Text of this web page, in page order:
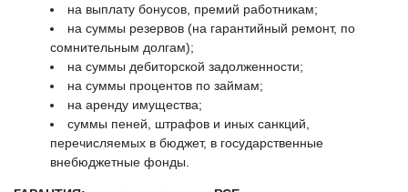
на выплату бонусов, премий работникам;
на суммы резервов (на гарантийный ремонт, по
сомнительным долгам);
на суммы дебиторской задолженности;
на суммы процентов по займам;
на аренду имущества;
суммы пеней, штрафов и иных санкций,
перечисляемых в бюджет, в государственные
внебюджетные фонды.